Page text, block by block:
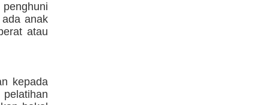
anak
atau
kepada